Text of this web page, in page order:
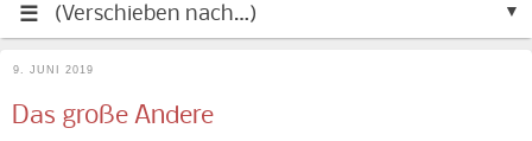
▼
9. JUNI 2019
Das große Andere